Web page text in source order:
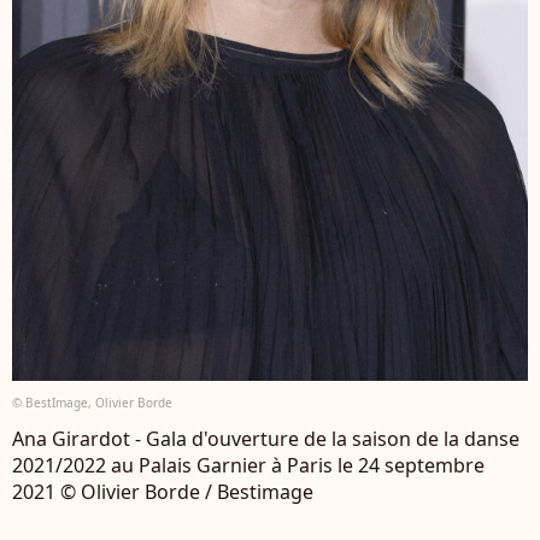
© BestImage, Olivier Borde
Ana Girardot - Gala d'ouverture de la saison de la danse
2021/2022 au Palais Garnier à Paris le 24 septembre
2021 © Olivier Borde / Bestimage